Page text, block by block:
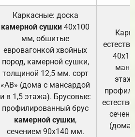
Каркасные: доска
камерной сушки 40х100
мм, обшитые
евровагонкой хвойных
пород, камерной сушки,
толщиной 12,5 мм. сорт
«АВ» (дома с мансардой
и в 1,5 этажа). Брусовые:
профилированный брус
камерной сушки,
сечением 90х140 мм.
(дома